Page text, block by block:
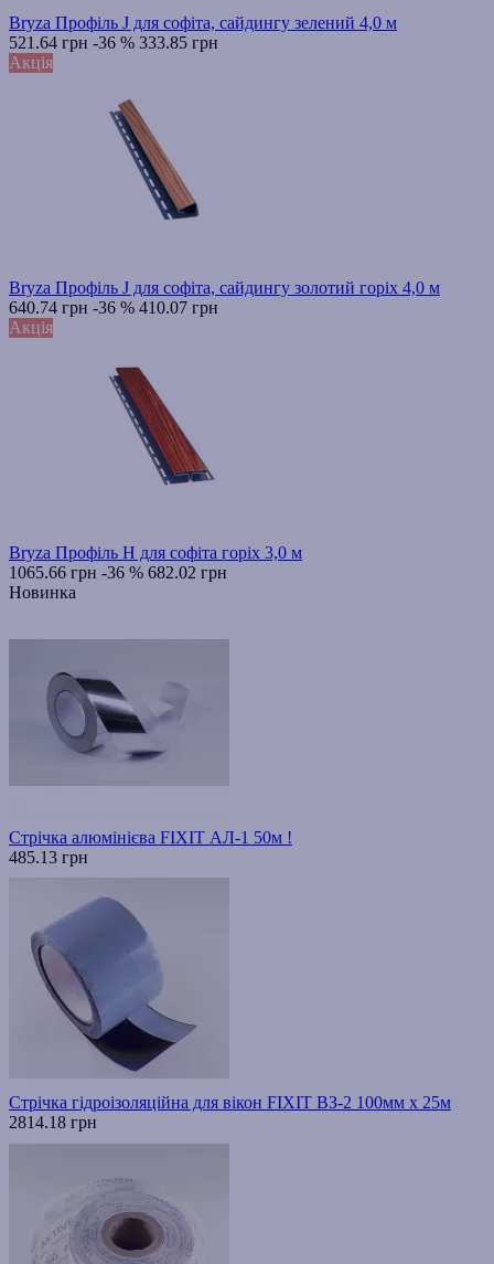
Bryza Профіль J для софіта, сайдингу зелений 4,0 м
521.64 грн -36 % 333.85 грн
Акція
Bryza Профіль J для софіта, сайдингу золотий горіх 4,0 м
640.74 грн -36 % 410.07 грн
Акція
Bryza Профіль H для софіта горіх 3,0 м
1065.66 грн -36 % 682.02 грн
Новинка
Стрічка алюмінієва FIXIT АЛ-1 50м !
485.13 грн
Стрічка гідроізоляційна для вікон FIXIT ВЗ-2 100мм х 25м
2814.18 грн